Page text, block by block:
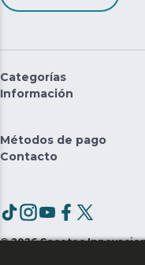
Categorías
Información
Métodos de pago
Contacto
©2026 Cecotec